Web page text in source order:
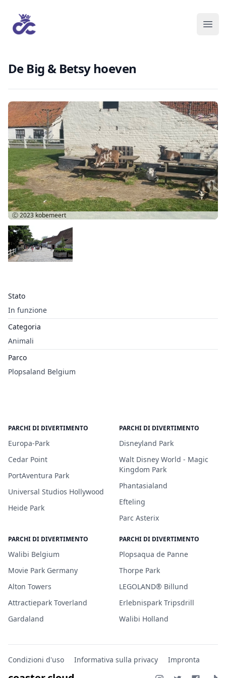
De Big & Betsy hoeven
Stato
In funzione
Categoria
Animali
Parco
Plopsaland Belgium
Ⓒ 2023 kobemeert
PARCHI DI DIVERTIMENTO
Europa-Park
Cedar Point
PortAventura Park
Universal Studios Hollywood
Heide Park
PARCHI DI DIVERTIMENTO
Disneyland Park
Walt Disney World - Magic
Kingdom Park
Phantasialand
Efteling
Parc Asterix
PARCHI DI DIVERTIMENTO
Walibi Belgium
Movie Park Germany
Alton Towers
Attractiepark Toverland
Gardaland
PARCHI DI DIVERTIMENTO
Plopsaqua de Panne
Thorpe Park
LEGOLAND® Billund
Erlebnispark Tripsdrill
Walibi Holland
Condizioni d'uso Informativa sulla privacy Impronta